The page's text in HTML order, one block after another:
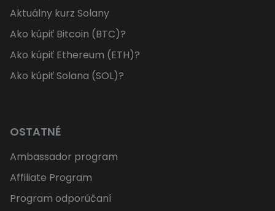
Aktuálny kurz Solany
Ako kúpiť Bitcoin (BTC)?
Ako kúpiť Ethereum (ETH)?
Ako kúpiť Solana (SOL)?
OSTATNÉ
Ambassador program
Affiliate Program
Program odporúčaní